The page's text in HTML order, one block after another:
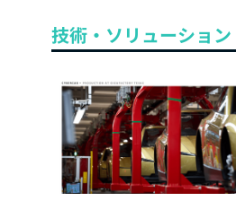
技術・ソリューション